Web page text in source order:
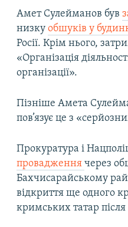
Амет Сулейманов був
низкуобшуків у
Росії. Крім нього,
«Організація
організації».
Пізніше Амета
пов’язує це з
Прокуратура і
провадженнячерез
Бахчисарайському
відкриття ще одного
кримських татар